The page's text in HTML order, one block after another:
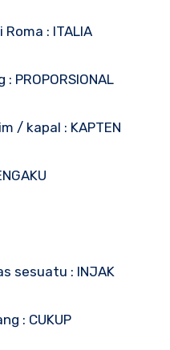
: ITALIA
PROPORSIONAL
/ kapal : KAPTEN
sesuatu : INJAK
: CUKUP